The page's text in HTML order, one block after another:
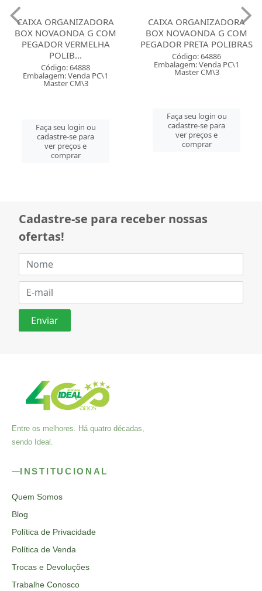
CAIXA ORGANIZADORA
BOX NOVAONDA G COM
PEGADOR VERMELHA
POLIB...
Código: 64888
Embalagem: Venda PC\1
Master CM\3
Faça seu login ou
cadastre-se para
ver preços e
comprar
CAIXA ORGANIZADORA
BOX NOVAONDA G COM
PEGADOR PRETA POLIBRAS
Código: 64886
Embalagem: Venda PC\1
Master CM\3
Faça seu login ou
cadastre-se para
ver preços e
comprar
Cadastre-se para receber nossas
ofertas!
Entre os melhores. Há quatro décadas,
sendo Ideal.
INSTITUCIONAL
Quem Somos
Blog
Política de Privacidade
Política de Venda
Trocas e Devoluções
Trabalhe Conosco